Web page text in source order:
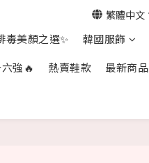
繁體中文
毒美顏之選✨
韓國服飾
強🔥 熱賣鞋款 最新商品